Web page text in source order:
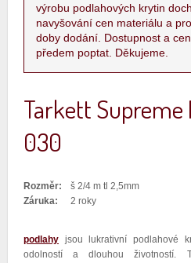
výrobu podlahových krytin
navyšování cen materiálu a
doby dodání. Dostupnost a
předem poptat. Děkujeme.
Tarkett Supreme
030
Rozměr:
š 2/4 m tl 2,5mm
Záruka:
2 roky
podlahy jsou lukrativní podlahové
odolností a dlouhou životností.